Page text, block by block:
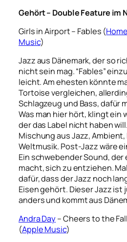
Gehört – Double Feature im
Girls in Airport – Fables (
Music)
Jazz aus Dänemark, der so
nicht sein mag. “Fables”
leicht. Am ehesten könnte
Tortoise vergleichen,
Schlagzeug und Bass, dafür
Was man hier hört, klingt ein
der das Label nicht haben
Mischung aus Jazz,
Weltmusik. Post-Jazz wäre
Ein schwebender Sound,
macht, sich zu entziehen.
dafür, dass der Jazz noch
Eisen gehört. Dieser Jazz ist
anders und kommt aus
Andra Day– Cheers to the
(Apple Music)